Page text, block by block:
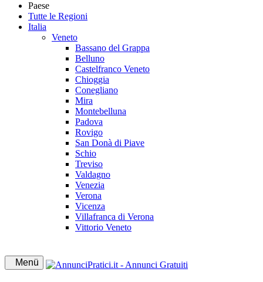
Paese
Tutte le Regioni
Italia
Veneto
Bassano del Grappa
Belluno
Castelfranco Veneto
Chioggia
Conegliano
Mira
Montebelluna
Padova
Rovigo
San Donà di Piave
Schio
Treviso
Valdagno
Venezia
Verona
Vicenza
Villafranca di Verona
Vittorio Veneto
Menü